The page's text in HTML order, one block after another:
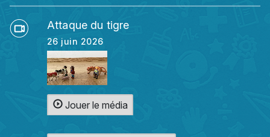
Attaque du tigre
26 juin 2026
Jouer le média